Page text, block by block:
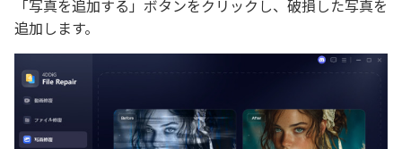
「写真を追加する」ボタンをクリックし、破損した写真を
追加します。